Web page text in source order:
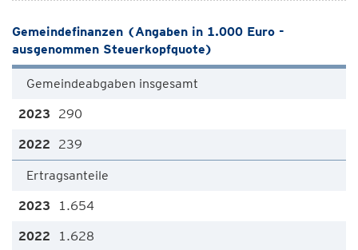
Gemeindefinanzen (Angaben in 1.000 Euro -
ausgenommen Steuerkopfquote)
Gemeindeabgaben insgesamt
290
239
Ertragsanteile
1.654
1.628